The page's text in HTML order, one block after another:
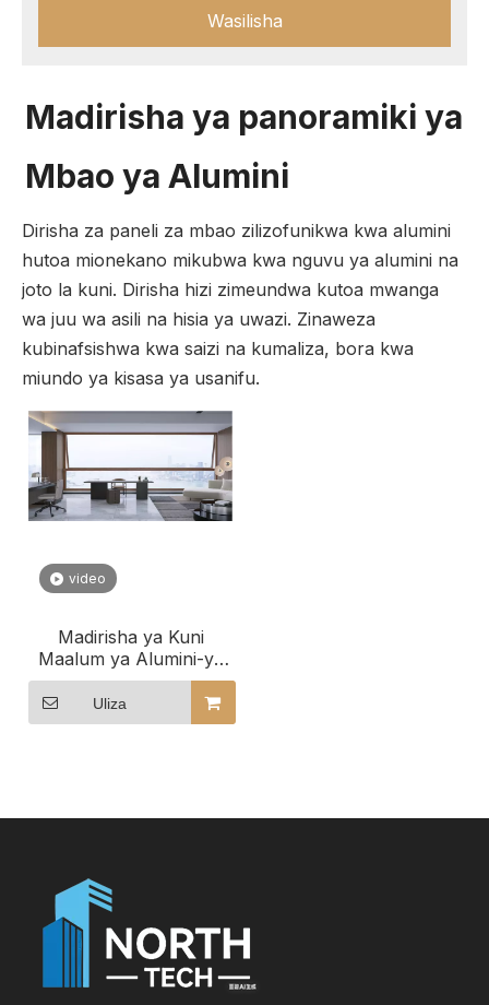
Wasilisha
Madirisha ya panoramiki ya
Mbao ya Alumini
Dirisha za paneli za mbao zilizofunikwa kwa alumini
hutoa mionekano mikubwa kwa nguvu ya alumini na
joto la kuni. Dirisha hizi zimeundwa kutoa mwanga
wa juu wa asili na hisia ya uwazi. Zinaweza
kubinafsishwa kwa saizi na kumaliza, bora kwa
miundo ya kisasa ya usanifu.
video
Madirisha ya Kuni
Maalum ya Alumini-ya
Mapazia ya Northtech
kwa Majengo ya
Biashara
Uliza